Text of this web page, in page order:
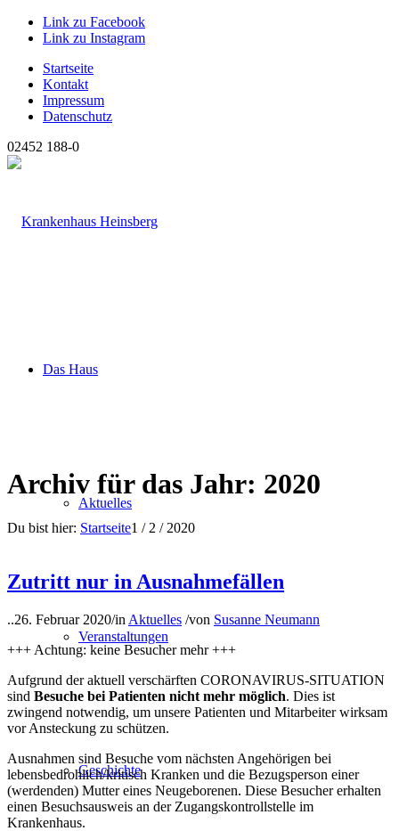
Link zu Facebook
Link zu Instagram
Startseite
Kontakt
Impressum
Datenschutz
02452 188-0
Das Haus
Aktuelles
Veranstaltungen
Geschichte
Archiv für das Jahr: 2020
Du bist hier: Startseite1 / 2 / 2020
Zutritt nur in Ausnahmefällen
..26. Februar 2020/in Aktuelles /von Susanne Neumann
+++ Achtung: keine Besucher mehr +++
Aufgrund der aktuell verschärften CORONAVIRUS-SITUATION
sind Besuche bei Patienten nicht mehr möglich. Dies ist
zwingend notwendig, um unsere Patienten und Mitarbeiter wirksam
vor Ansteckung zu schützen.
Ausnahmen sind Besuche vom nächsten Angehörigen bei
lebensbedrohlich/kritisch Kranken und die Bezugsperson einer
(werdenden) Mutter eines Neugeborenen. Diese Besucher erhalten
einen Besuchsausweis an der Zugangskontrollstelle im
Krankenhaus.